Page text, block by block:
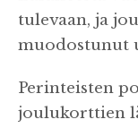
tulevaan, ja
muodostunut
Perinteisten
joulukorttien